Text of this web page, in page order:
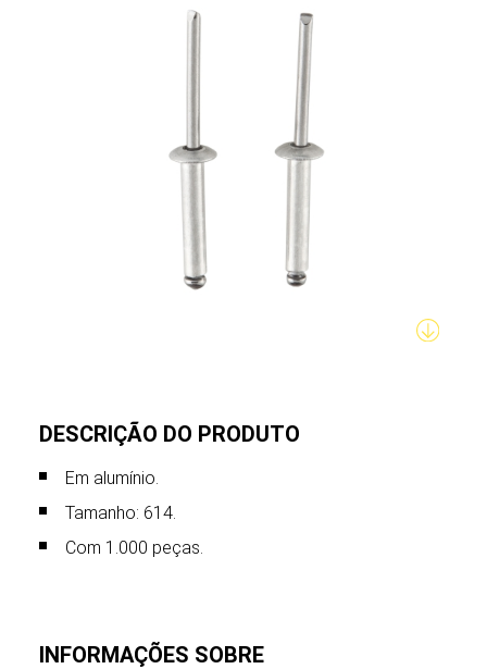
DESCRIÇÃO DO PRODUTO
Em alumínio.
Tamanho: 614.
Com 1.000 peças.
INFORMAÇÕES SOBRE